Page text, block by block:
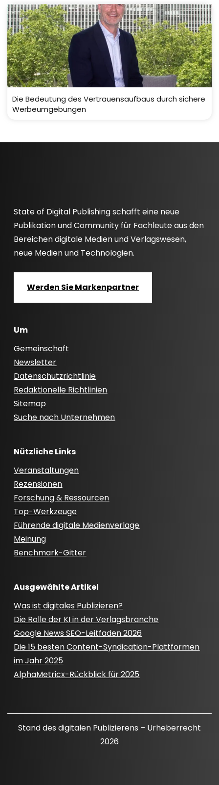
Die Bedeutung des Vertrauensaufbaus durch sichere
Werbeumgebungen
State of Digital Publishing schafft eine neue
Publikation und Community für Fachleute aus den
Bereichen digitale Medien und Verlagswesen,
neue Medien und Technologien.
Werden Sie Markenpartner
Um
Gemeinschaft
Newsletter
Datenschutzrichtlinie
Redaktionelle Richtlinien
Sitemap
Suche nach Unternehmen
Nützliche Links
Veranstaltungen
Rezensionen
Forschung & Ressourcen
Top-Werkzeuge
Führende digitale Medienverlage
Meinung
Benchmark-Gitter
Ausgewählte Artikel
Was ist digitales Publizieren?
Die Rolle der KI in der Verlagsbranche
Google News SEO-Leitfaden 2026
Die 15 besten Content-Syndication-Plattformen
im Jahr 2025
AlphaMetricx-Rückblick für 2025
Stand des digitalen Publizierens – Urheberrecht
2026